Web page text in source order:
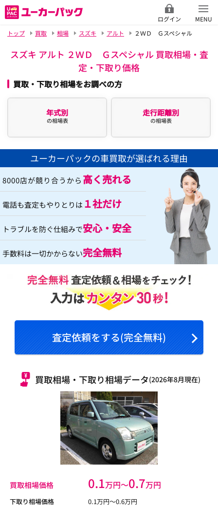
ログイン
MENU
トップ
買取 相場 スズキ アルト ２ＷＤ Ｇスペシャル
スズキ アルト ２ＷＤ Ｇスペシャル 買取相場・査
定・下取り価格
買取・下取り相場をお調べの方
年式別
の相場表
走行距離別
の相場表
ユーカーパックの車買取が選ばれる理由
8000店が競り合うから 高く売れる
電話も査定もやりとりは １社だけ
トラブルを防ぐ仕組みで安心・安全
手数料は一切かからない完全無料
査定依頼をする(完全無料)
買取相場・下取り相場データ(2026年8月現在)
買取相場価格 0.1万円〜0.7万円
下取り相場価格 0.1万円〜0.6万円